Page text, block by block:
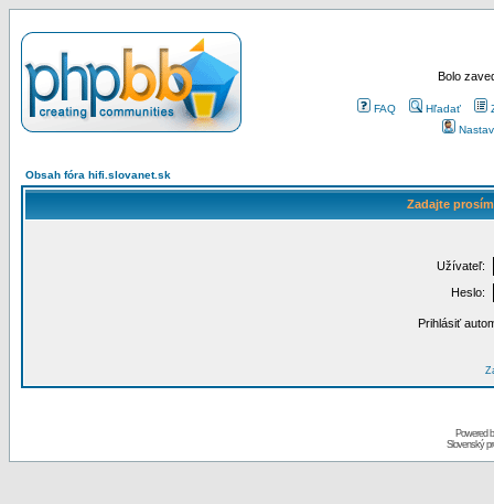
Bolo
FAQ Hľadať
Obsah fóra hifi.slovanet.sk
Zadajte
Užívateľ:
Heslo:
Prihlásiť
Powered
Slovenský